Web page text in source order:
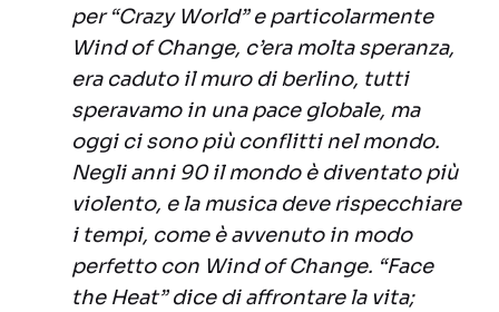
per “Crazy World” e particolarmente
Wind of Change, c’era molta speranza,
era caduto il muro di berlino, tutti
speravamo in una pace globale, ma
oggi ci sono più conflitti nel mondo.
Negli anni 90 il mondo è diventato più
violento, e la musica deve rispecchiare
i tempi, come è avvenuto in modo
perfetto con Wind of Change. “Face
the Heat” dice di affrontare la vita;